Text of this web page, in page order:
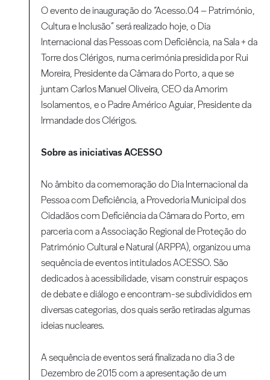
O evento de inauguração do “Acesso.04 – Património,
Cultura e Inclusão” será realizado hoje, o Dia
Internacional das Pessoas com Deficiência, na Sala + da
Torre dos Clérigos, numa cerimónia presidida por Rui
Moreira, Presidente da Câmara do Porto, a que se
juntam Carlos Manuel Oliveira, CEO da Amorim
Isolamentos, e o Padre Américo Aguiar, Presidente da
Irmandade dos Clérigos.
Sobre as iniciativas ACESSO
No âmbito da comemoração do Dia Internacional da
Pessoa com Deficiência, a Provedoria Municipal dos
Cidadãos com Deficiência da Câmara do Porto, em
parceria com a Associação Regional de Proteção do
Património Cultural e Natural (ARPPA), organizou uma
sequência de eventos intitulados ACESSO. São
dedicados à acessibilidade, visam construir espaços
de debate e diálogo e encontram-se subdivididos em
diversas categorias, dos quais serão retiradas algumas
ideias nucleares.
A sequência de eventos será finalizada no dia 3 de
Dezembro de 2015 com a apresentação de um